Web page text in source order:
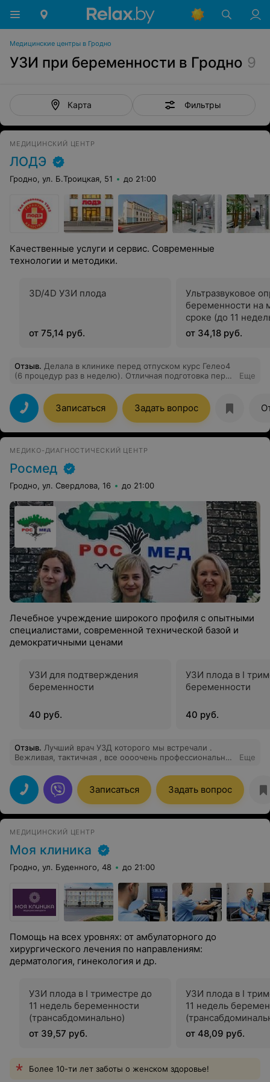
Медицинские центры в Гродно
УЗИ при беременности в Гродно 9
Карта Фильтры
МЕДИЦИНСКИЙ ЦЕНТР
ЛОДЭ
Гродно, ул. Б.Троицкая, 51 до 21:00
Качественные услуги и сервис. Современные
технологии и методики.
3D/4D УЗИ плода
от 75,14 руб.
Ультразвуковое
беременности на
сроке (до 11
от 34,18 руб.
Отзыв. Делала в клинике перед отпуском курс Гелео4
(6 процедур раз в неделю). Отличная подготовка перед
капризничала, ни разу не обгорела, хотя обычно для
меня это обычная ситуация.
Еще
Записаться Задать вопрос
МЕДИКО-ДИАГНОСТИЧЕСКИЙ ЦЕНТР
Росмед
Гродно, ул. Свердлова, 16 до 21:00
Лечебное учреждение широкого профиля с опытными
специалистами, современной технической базой и
демократичными ценами
УЗИ для подтверждения
беременности
40 руб.
УЗИ плода в I
беременности
40 руб.
Отзыв. Лучший врач УЗД которого мы встречали .
Вежливая, тактичная , все оооочень профессионально .
Л.Д.
Еще
Записаться Задать вопрос
МЕДИЦИНСКИЙ ЦЕНТР
Моя клиника
Гродно, ул. Буденного, 48 до 21:00
Помощь на всех уровнях: от амбулаторного до
хирургического лечения по направлениям:
дерматология, гинекология и др.
УЗИ плода в I триместре до
11 недель беременности
(трансабдоминально)
от 39,57 руб.
УЗИ плода в I
11 недель
трансвагинально)
от 48,09 руб.
Более 10-ти лет заботы о женском здоровье!